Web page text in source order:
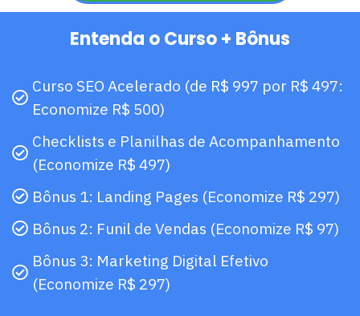
Entenda o Curso + Bônus
Curso SEO Acelerado (de R$ 997 por R$ 497:
Economize R$ 500)
Checklists e Planilhas de Acompanhamento
(Economize R$ 497)
Bônus 1: Landing Pages (Economize R$ 297)
Bônus 2: Funil de Vendas (Economize R$ 97)
Bônus 3: Marketing Digital Efetivo
(Economize R$ 297)